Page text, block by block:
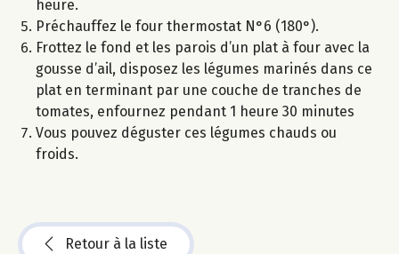
heure.
Préchauffez le four thermostat N°6 (180°).
Frottez le fond et les parois d’un plat à four avec la
gousse d’ail, disposez les légumes marinés dans ce
plat en terminant par une couche de tranches de
tomates, enfournez pendant 1 heure 30 minutes
Vous pouvez déguster ces légumes chauds ou
froids.
Retour à la liste